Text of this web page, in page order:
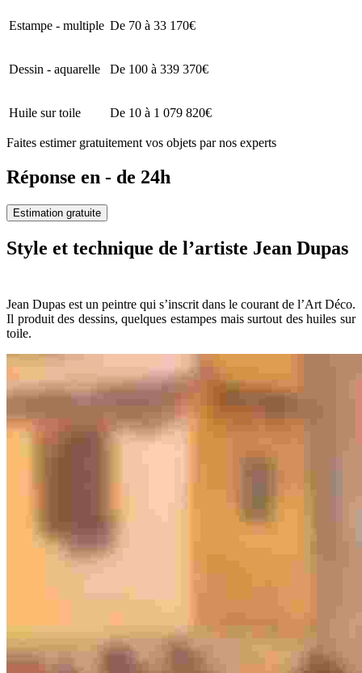
Estampe - multiple De 70 à 33 170€
Dessin - aquarelle De 100 à 339 370€
Huile sur toile De 10 à 1 079 820€
Faites estimer gratuitement vos objets par nos experts
Réponse en - de 24h
Estimation gratuite
Style et technique de l’artiste Jean Dupas
Jean Dupas est un peintre qui s’inscrit dans le courant de l’Art Déco.
Il produit des dessins, quelques estampes mais surtout des huiles sur
toile.